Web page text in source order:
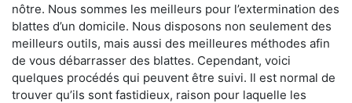
nôtre. Nous sommes les meilleurs pour l’extermination des
blattes d’un domicile. Nous disposons non seulement des
meilleurs outils, mais aussi des meilleures méthodes afin
de vous débarrasser des blattes. Cependant, voici
quelques procédés qui peuvent être suivi. Il est normal de
trouver qu’ils sont fastidieux, raison pour laquelle les